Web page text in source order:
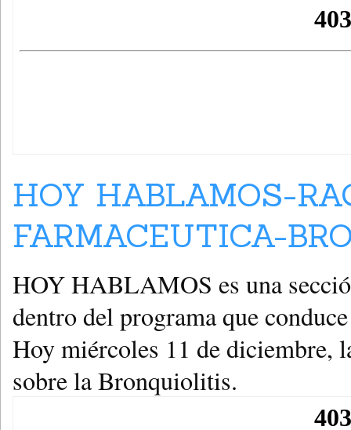
HOY HABLAMOS-
FARMACEUTICA-
HOY HABLAMOS es una
dentro del programa que
Hoy miércoles 11 de diciembre,
sobre la Bronquiolitis.